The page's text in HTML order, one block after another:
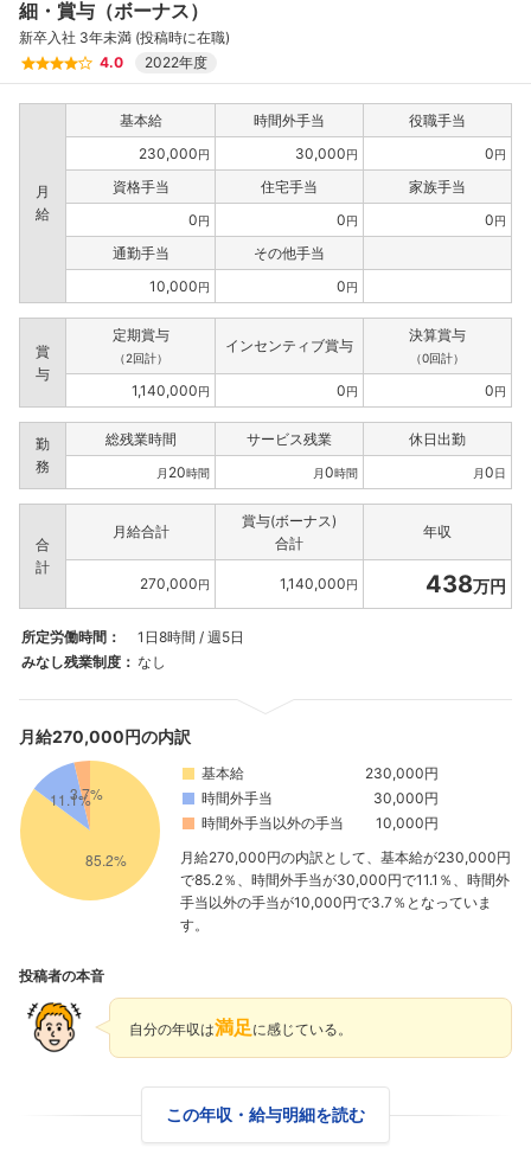
細・賞与（ボーナス）
新卒入社 3年未満 (投稿時に在職)
4.0
2022年度
月
給
基本給 時間外手当
役職手当
230,000円 30,000円 0円
資格手当 住宅手当
家族手当
0円 0円 0円
通勤手当
その他手当
10,000円 0円
賞
与
定期賞与
（2回計）
インセンティブ賞与
決算賞与
（0回計）
1,140,000円 0円 0円
勤
務
総残業時間 サービス残業 休日出勤
月 20時間 月0時間 月0日
合
計
月給合計
賞与(ボーナス)
合計
年収
270,000円 1,140,000円 438万円
所定労働時間：
1日8時間 / 週5日
みなし残業制度： なし
月給270,000円の内訳
基本給
230,000円
時間外手当
30,000円
時間外手当以外の手当
10,000円
月給270,000円の内訳として、基本給が230,000円
で85.2％、時間外手当が30,000円で11.1％、時間外
手当以外の手当が10,000円で3.7％となっていま
す。
投稿者の本音
自分の年収は満足 に感じている。
この年収・給与明細を読む